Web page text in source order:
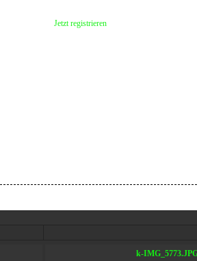
Jetzt registrieren
k-